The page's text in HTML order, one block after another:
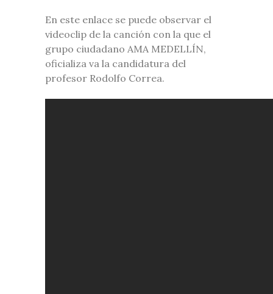
En este enlace se puede observar el
videoclip de la canción con la que el
grupo ciudadano AMA MEDELLÍN,
oficializa va la candidatura del
profesor Rodolfo Correa.